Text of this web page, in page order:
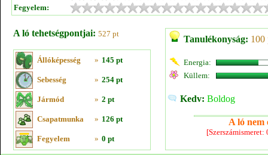
Fegyelem:
A ló tehetségpontjai: 527 pt
Állóképesség » 145 pt
Sebesség » 254 pt
Jármód » 2 pt
Csapatmunka » 126 pt
Fegyelem » 0 pt
Tanulékonyság: 100
Energia:
Küllem:
Kedv: Boldog
A ló nem